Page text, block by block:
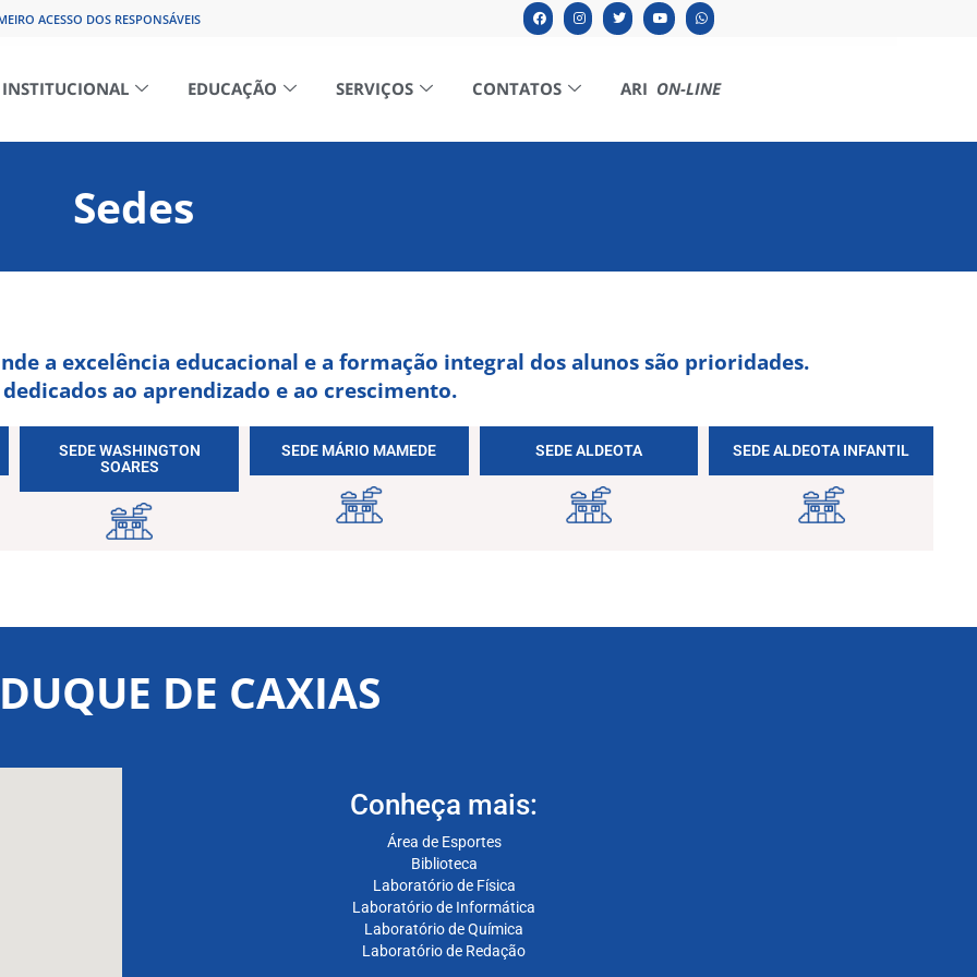
ACESSO DOS RESPONSÁVEIS
INSTITUCIONAL EDUCAÇÃO SERVIÇOS CONTATOS ARI ON-LINE
Sedes
a excelência educacional e a formação integral dos alunos são prioridades.
ao aprendizado e ao crescimento.
SEDE WASHINGTON
SOARES
SEDE MÁRIO MAMEDE SEDE ALDEOTA SEDE ALDEOTA INFANTIL
DE CAXIAS
Conheça mais:
Área de Esportes
Biblioteca
Laboratório de Física
Laboratório de Informática
Laboratório de Química
Laboratório de Redação